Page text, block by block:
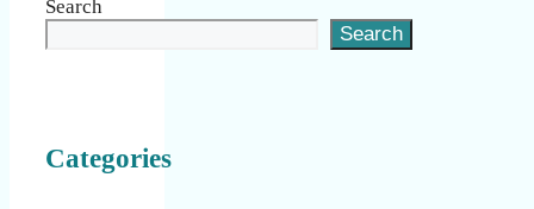
Search
Search
Categories